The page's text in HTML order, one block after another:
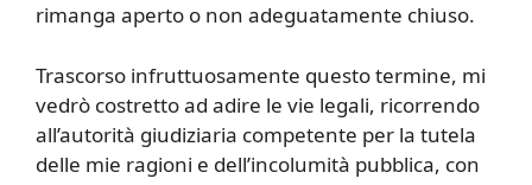
rimanga aperto o non adeguatamente chiuso.
Trascorso infruttuosamente questo termine, mi
vedrò costretto ad adire le vie legali, ricorrendo
all’autorità giudiziaria competente per la tutela
delle mie ragioni e dell’incolumità pubblica, con